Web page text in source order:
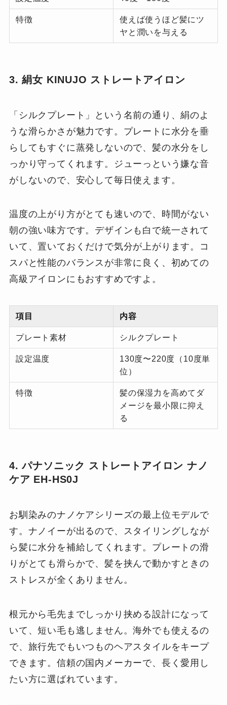
特徴
使えば使うほど髪にツ
ヤと潤いを与える
3. 絹女 KINUJO ストレートアイロン
「シルクプレート」という名前の通り、絹のよ
うな滑らかさが魅力です。プレートに水分を垂
らしてもすぐに蒸発しないので、髪の水分をし
っかり守ってくれます。ジューっという嫌な音
がしないので、安心して毎日使えます。
温度の上がり方がとても速いので、時間がない
朝の強い味方です。デザインも白で統一されて
いて、置いておくだけで気分が上がります。コ
スパと性能のバランスが非常に良く、初めての
高級アイロンにもおすすめですよ。
項目 内容
プレート素材 シルクプレート
設定温度
130度〜220度（10度単
位）
特徴
髪の保湿力を高めてダ
メージを最小限に抑え
る
4. パナソニック ストレートアイロン ナノ
ケア EH-HS0J
お馴染みのナノケアシリーズの最上位モデルで
す。ナノイーが出るので、スタイリングしなが
ら髪に水分を補給してくれます。プレートの滑
りがとても滑らかで、髪を挟んで動かすときの
ストレスが全くありません。
根元から毛先までしっかり挟める設計になって
いて、短い毛も逃しません。海外でも使えるの
で、旅行先でもいつものヘアスタイルをキープ
できます。信頼の国内メーカーで、長く愛用し
たい方に選ばれています。